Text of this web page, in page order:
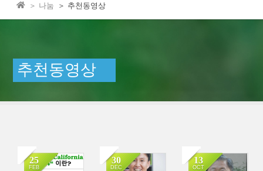
＞ 나눔 ＞ 추천동영상
추천동영상
25
FEB
30
DEC
13
OCT
Sketchbook5, 스케치북5